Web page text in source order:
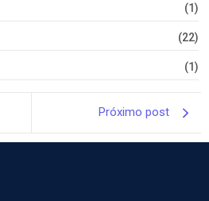
(1)
(22)
(1)
Próximo post